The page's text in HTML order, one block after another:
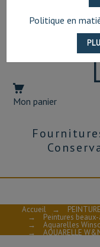
Mon panier
Politique en
Accueil →
→ Peintures
→ Aquarelles
→ AQUARELLE